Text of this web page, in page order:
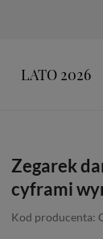
LATO 2026
Zegarek
cyframi
Kod producenta: